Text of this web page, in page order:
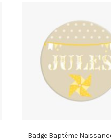
Badge Baptême